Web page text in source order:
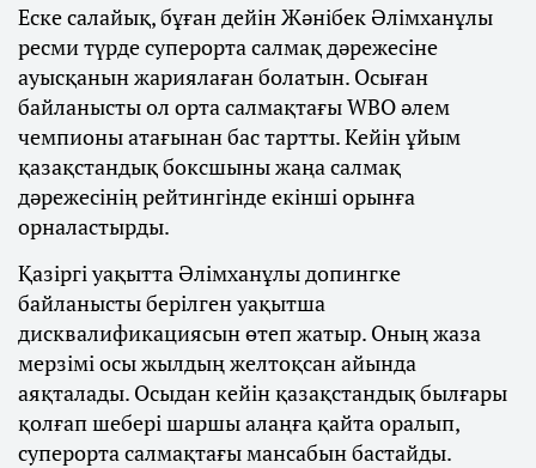
Еске салайық, бұған дейін Жәнібек Әлімханұлы
ресми түрде суперорта салмақ дәрежесіне
ауысқанын жариялаған болатын. Осыған
байланысты ол орта салмақтағы WBO әлем
чемпионы атағынан бас тартты. Кейін ұйым
қазақстандық боксшыны жаңа салмақ
дәрежесінің рейтингінде екінші орынға
орналастырды.
Қазіргі уақытта Әлімханұлы допингке
байланысты берілген уақытша
дисквалификациясын өтеп жатыр. Оның жаза
мерзімі осы жылдың желтоқсан айында
аяқталады. Осыдан кейін қазақстандық былғары
қолғап шебері шаршы алаңға қайта оралып,
суперорта салмақтағы мансабын бастайды.